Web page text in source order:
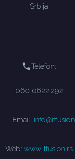
Srbija
Telefon:
060 0622 292
Email:
Web: www.itfusion.rs